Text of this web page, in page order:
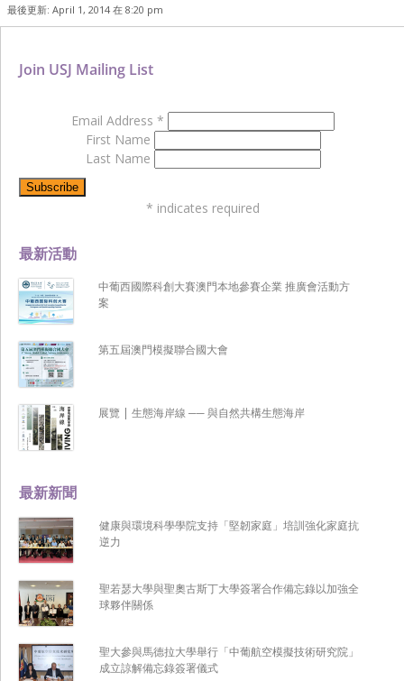
最後更新: April 1, 2014 在 8:20 pm
最新新聞
健康與環境科學學院支持「堅韌家庭」培訓強化家庭抗
逆力
聖若瑟大學與聖奧古斯丁大學簽署合作備忘錄以加強全
球夥伴關係
聖大參與馬德拉大學舉行「中葡航空模擬技術研究院」
成立諒解備忘錄簽署儀式
最新活動
中葡西國際科創大賽澳門本地參賽企業 推廣會活動方
案
第五屆澳門模擬聯合國大會
展覽 | 生態海岸線 ── 與自然共構生態海岸
Join USJ Mailing List
Email Address *
First Name
Last Name
* indicates required